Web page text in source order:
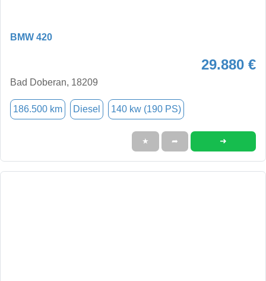
BMW 420
29.880 €
Bad Doberan, 18209
186.500 km Diesel 140 kw (190 PS)
★ ➦ ➜